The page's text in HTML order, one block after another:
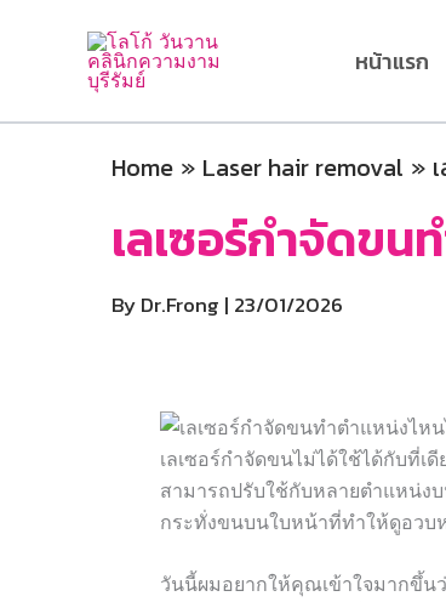
หน้าแรก
Home Laser hair removal
เลเซอร์กำจัดขน
ByDr.Frong | 23/01/2026
เลเซอร์กำจัดขนไม่ได้ใช้ได้กับที่เดี
สามารถปรับใช้กับหลายตำแหน่ง
กระทั่งขนบนใบหน้าที่ทำให้ดูอวบ
วันนี้ผมอยากให้คุณเข้าใจมากขึ้น